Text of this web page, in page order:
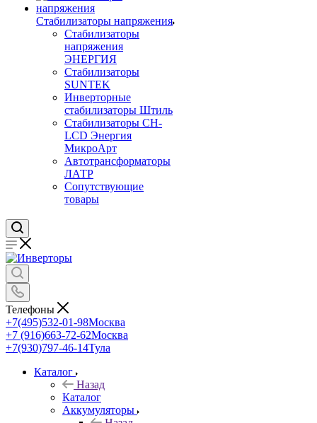
Стабилизаторы напряжения
Стабилизаторы
напряжения
ЭНЕРГИЯ
Стабилизаторы
SUNTEK
Инверторные
стабилизаторы Штиль
Стабилизаторы СН-
LCD Энepгия
МикроАрт
Автотрансформаторы
ЛАТР
Сопутствующие
товары
Телефоны
+7(495)532-01-98Москва
+7 (916)663-72-62Москва
+7(930)797-46-14Тула
Каталог
Назад
Каталог
Аккумуляторы